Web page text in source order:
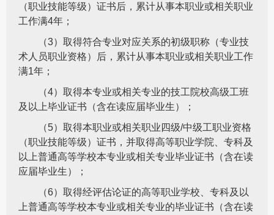
（职业技能等级）证书后，累计从事本职业或相关职业
工作满4年；
（3）取得符合专业对应关系的初级职称（专业技
术人员职业资格）后，累计从事本职业或相关职业工作
满1年；
（4）取得本专业或相关专业的技工院校高级工班
及以上毕业证书（含在读应届毕业生）；
（5）取得本职业或相关职业四级/中级工职业资格
（职业技能等级）证书，并取得高等职业学院、专科及
以上普通高等学校本专业或相关专业毕业证书（含在读
应届毕业生）；
（6）取得经评估论证的高等职业学校、专科及以
上普通高等学校本专业或相关专业的毕业证书（含在读